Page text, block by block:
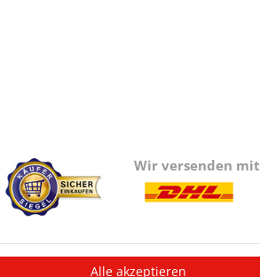
Wir versenden mit
Alle akzeptieren